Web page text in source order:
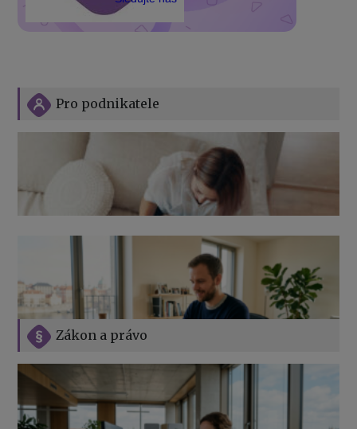
Zákon a právo
Pro podnikatele
Jak na podnikání při rodičovské dovolené